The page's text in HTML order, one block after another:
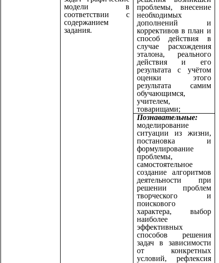
модели в
соответствии с
содержанием
задания.
проблемы, внесение
необходимых
дополнений и
коррективов в план и
способ действия в
случае расхождения
эталона, реального
действия и его
результата с учётом
оценки этого
результата самим
обучающимся,
учителем,
товарищами;
Познавательные:
моделирование
ситуации из жизни,
постановка и
формулирование
проблемы,
самостоятельное
создание алгоритмов
деятельности при
решении проблем
творческого и
поискового
характера, выбор
наиболее
эффективных
способов решения
задач в зависимости
от конкретных
условий, рефлексия